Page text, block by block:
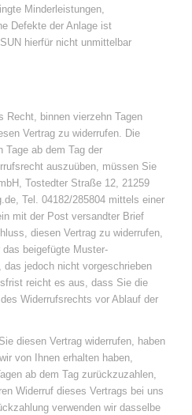
Minderleistungen,
Defekte der Anlage ist
hierfür nicht unmittelbar
Recht, binnen vierzehn Tagen
Vertrag zu widerrufen. Die
Tage ab dem Tag der
auszuüben, müssen Sie
Tostedter Straße 12, 21259
Tel. 04182/285804 mittels einer
mit der Post versandter Brief
diesen Vertrag zu widerrufen,
beigefügte Muster-
das jedoch nicht vorgeschrieben
reicht es aus, dass Sie die
Widerrufsrechts vor Ablauf der
diesen Vertrag widerrufen, haben
von Ihnen erhalten haben,
ab dem Tag zurückzuzahlen,
Widerruf dieses Vertrags bei uns
verwenden wir dasselbe